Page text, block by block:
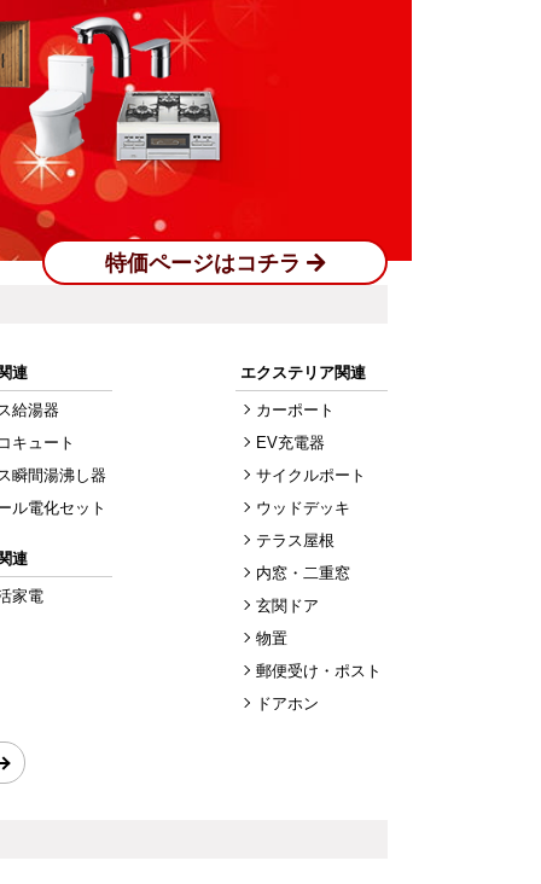
特価ページはコチラ
連
給湯器
キュート
瞬間湯沸し器
ル電化セット
連
家電
エクステリア関連
カーポート
EV充電器
サイクルポート
ウッドデッキ
テラス屋根
内窓・二重窓
玄関ドア
物置
郵便受け・ポスト
ドアホン